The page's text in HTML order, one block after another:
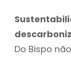
Do Bispo